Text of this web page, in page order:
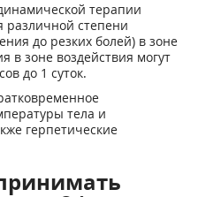
терапии
степени
до резких болей) в зоне
зоне воздействия могут
до 1 суток.
тела и
герпетические